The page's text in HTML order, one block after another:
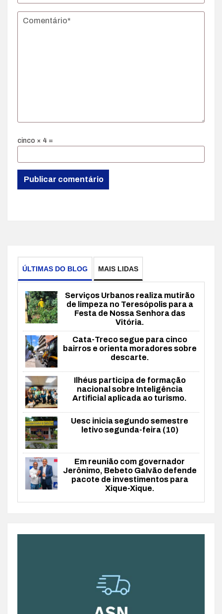
cinco × 4 =
ÚLTIMAS DO BLOG MAIS LIDAS
Serviços Urbanos realiza mutirão
de limpeza no Teresópolis para a
Festa de Nossa Senhora das
Vitória.
Cata-Treco segue para cinco
bairros e orienta moradores sobre
descarte.
Ilhéus participa de formação
nacional sobre Inteligência
Artificial aplicada ao turismo.
Uesc inicia segundo semestre
letivo segunda-feira (10)
Em reunião com governador
Jerônimo, Bebeto Galvão defende
pacote de investimentos para
Xique-Xique.